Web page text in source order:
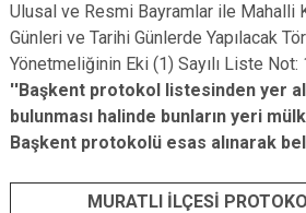
Hayrabolu
Malkara
Marmaraereğlisi
Muratlı
Ergene
Ulusal ve Resmi Bayramlar ile Mahalli
Günleri ve Tarihi Günlerde Yapılacak
Yönetmeliğinin Eki (1) Sayılı Liste Not:
''Başkent protokol listesinden yer
bulunması halinde bunların yeri
Başkent protokolü esas alınarak
MURATLI İLÇESİ